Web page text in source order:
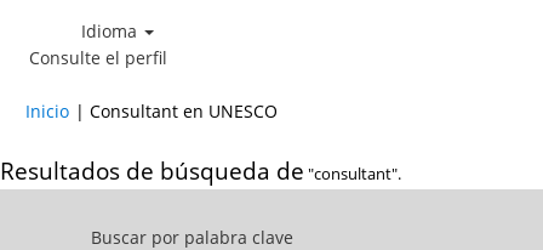
Idioma
Consulte el perfil
Inicio | Consultant en UNESCO
Resultados de búsqueda de "consultant".
Buscar por palabra clave